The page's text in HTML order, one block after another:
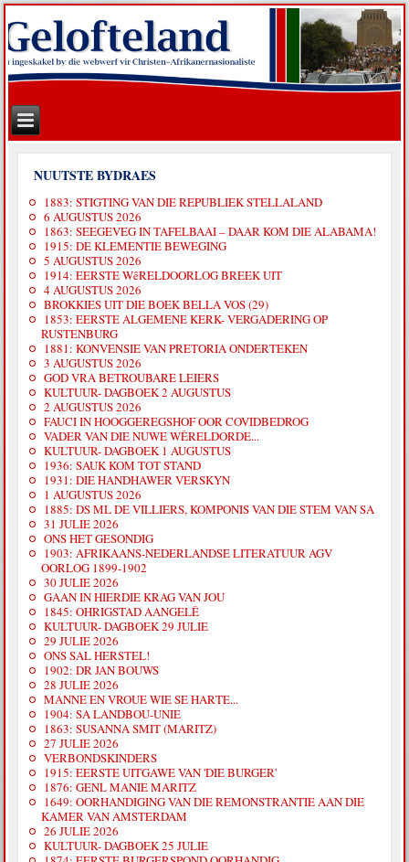
NUUTSTE BYDRAES
1883: STIGTING VAN DIE REPUBLIEK STELLALAND
6 AUGUSTUS 2026
1863: SEEGEVEG IN TAFELBAAI – DAAR KOM DIE ALABAMA!
1915: DE KLEMENTIE BEWEGING
5 AUGUSTUS 2026
1914: EERSTE WêRELDOORLOG BREEK UIT
4 AUGUSTUS 2026
BROKKIES UIT DIE BOEK BELLA VOS (29)
1853: EERSTE ALGEMENE KERK- VERGADERING OP
RUSTENBURG
1881: KONVENSIE VAN PRETORIA ONDERTEKEN
3 AUGUSTUS 2026
GOD VRA BETROUBARE LEIERS
KULTUUR- DAGBOEK 2 AUGUSTUS
2 AUGUSTUS 2026
FAUCI IN HOOGGEREGSHOF OOR COVIDBEDROG
VADER VAN DIE NUWE WÊRELDORDE...
KULTUUR- DAGBOEK 1 AUGUSTUS
1936: SAUK KOM TOT STAND
1931: DIE HANDHAWER VERSKYN
1 AUGUSTUS 2026
1885: DS ML DE VILLIERS, KOMPONIS VAN DIE STEM VAN SA
31 JULIE 2026
ONS HET GESONDIG
1903: AFRIKAANS-NEDERLANDSE LITERATUUR AGV
OORLOG 1899-1902
30 JULIE 2026
GAAN IN HIERDIE KRAG VAN JOU
1845: OHRIGSTAD AANGELÊ
KULTUUR- DAGBOEK 29 JULIE
29 JULIE 2026
ONS SAL HERSTEL!
1902: DR JAN BOUWS
28 JULIE 2026
MANNE EN VROUE WIE SE HARTE...
1904: SA LANDBOU-UNIE
1863: SUSANNA SMIT (MARITZ)
27 JULIE 2026
VERBONDSKINDERS
1915: EERSTE UITGAWE VAN 'DIE BURGER'
1876: GENL MANIE MARITZ
1649: OORHANDIGING VAN DIE REMONSTRANTIE AAN DIE
KAMER VAN AMSTERDAM
26 JULIE 2026
KULTUUR- DAGBOEK 25 JULIE